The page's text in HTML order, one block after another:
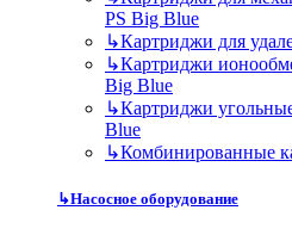
PS Big Blue
↳Картриджи для
↳Картриджи
Big Blue
↳Картриджи
Blue
↳Комбинированные
↳Насосное оборудование